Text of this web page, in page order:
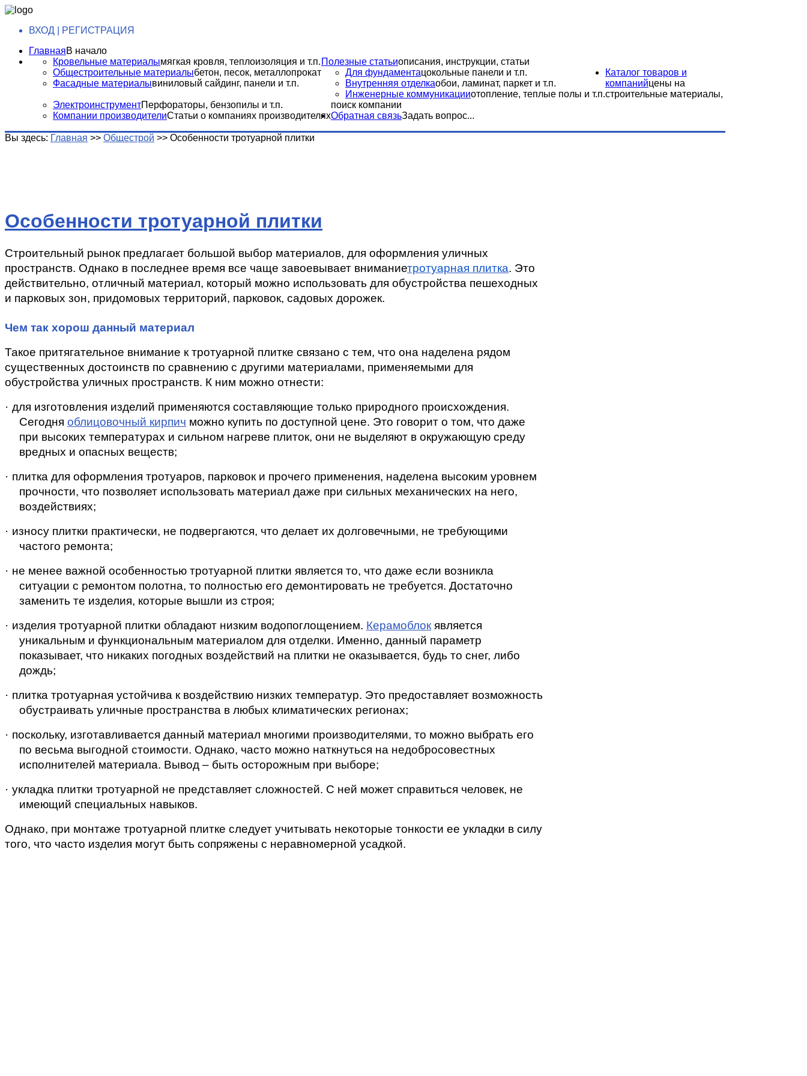
ВХОД | РЕГИСТРАЦИЯ
ГлавнаяВ начало
Полезные статьиописания, инструкции, статьи
Кровельные материалымягкая кровля, теплоизоляция и т.п.
Общестроительные материалыбетон, песок, металлопрокат
Фасадные материалывиниловый сайдинг, панели и т.п.
Для фундаментацокольные панели и т.п.
Внутренняя отделкаобои, ламинат, паркет и т.п.
Инженерные коммуникацииотопление, теплые полы и т.п.
ЭлектроинструментПерфораторы, бензопилы и т.п.
Компании производителиСтатьи о компаниях производителях
Каталог товаров и
компанийцены на
строительные материалы,
поиск компании
Обратная связьЗадать вопрос...
Вы здесь: Главная >> Общестрой >> Особенности тротуарной плитки
Особенности тротуарной плитки
Строительный рынок предлагает большой выбор материалов, для оформления уличных
пространств. Однако в последнее время все чаще завоевывает вниманиетротуарная плитка. Это
действительно, отличный материал, который можно использовать для обустройства пешеходных
и парковых зон, придомовых территорий, парковок, садовых дорожек.
Чем так хорош данный материал
Такое притягательное внимание к тротуарной плитке связано с тем, что она наделена рядом
существенных достоинств по сравнению с другими материалами, применяемыми для
обустройства уличных пространств. К ним можно отнести:
· для изготовления изделий применяются составляющие только природного происхождения.
Сегодня облицовочный кирпич можно купить по доступной цене. Это говорит о том, что даже
при высоких температурах и сильном нагреве плиток, они не выделяют в окружающую среду
вредных и опасных веществ;
· плитка для оформления тротуаров, парковок и прочего применения, наделена высоким уровнем
прочности, что позволяет использовать материал даже при сильных механических на него,
воздействиях;
· износу плитки практически, не подвергаются, что делает их долговечными, не требующими
частого ремонта;
· не менее важной особенностью тротуарной плитки является то, что даже если возникла
ситуации с ремонтом полотна, то полностью его демонтировать не требуется. Достаточно
заменить те изделия, которые вышли из строя;
· изделия тротуарной плитки обладают низким водопоглощением. Керамоблок является
уникальным и функциональным материалом для отделки. Именно, данный параметр
показывает, что никаких погодных воздействий на плитки не оказывается, будь то снег, либо
дождь;
· плитка тротуарная устойчива к воздействию низких температур. Это предоставляет возможность
обустраивать уличные пространства в любых климатических регионах;
· поскольку, изготавливается данный материал многими производителями, то можно выбрать его
по весьма выгодной стоимости. Однако, часто можно наткнуться на недобросовестных
исполнителей материала. Вывод – быть осторожным при выборе;
· укладка плитки тротуарной не представляет сложностей. С ней может справиться человек, не
имеющий специальных навыков.
Однако, при монтаже тротуарной плитке следует учитывать некоторые тонкости ее укладки в силу
того, что часто изделия могут быть сопряжены с неравномерной усадкой.